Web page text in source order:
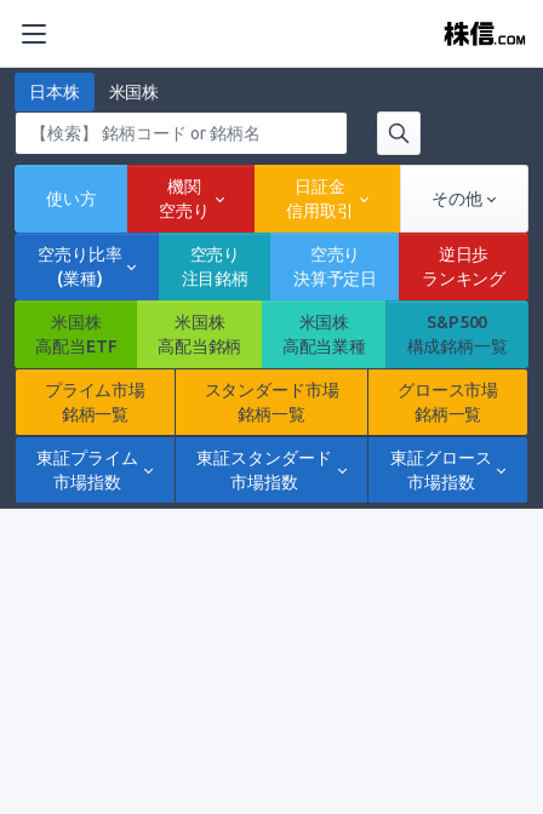
日本株 米国株
使い方
機関
空売り
日証金
信用取引
その他
空売り比率
(業種)
空売り
注目銘柄
空売り
決算予定日
逆日歩
ランキング
米国株
高配当ETF
米国株
高配当銘柄
米国株
高配当業種
S&P500
構成銘柄一覧
プライム市場
銘柄一覧
スタンダード市場
銘柄一覧
グロース市場
銘柄一覧
東証プライム
市場指数
東証スタンダード
市場指数
東証グロース
市場指数